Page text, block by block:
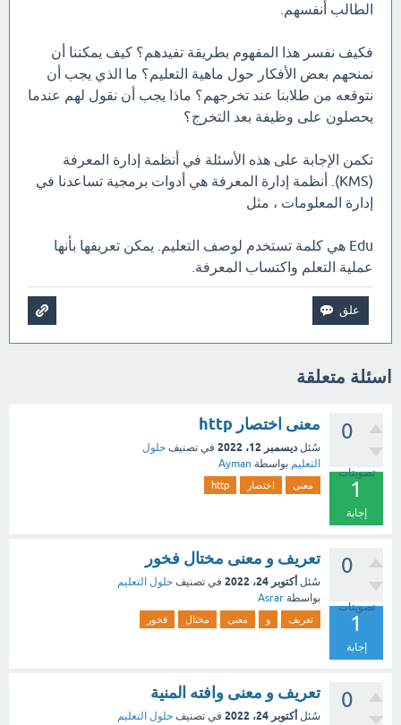
الطالب أنفسهم.
فكيف نفسر هذا المفهوم بطريقة تفيدهم؟ كيف يمكننا أن
نمنحهم بعض الأفكار حول ماهية التعليم؟ ما الذي يجب أن
نتوقعه من طلابنا عند تخرجهم؟ ماذا يجب أن نقول لهم عندما
يحصلون على وظيفة بعد التخرج؟
تكمن الإجابة على هذه الأسئلة في أنظمة إدارة المعرفة
(KMS). أنظمة إدارة المعرفة هي أدوات برمجية تساعدنا في
إدارة المعلومات ، مثل
Edu هي كلمة تستخدم لوصف التعليم. يمكن تعريفها بأنها
عملية التعلم واكتساب المعرفة.
اسئلة متعلقة
0
تصويتات
1
إجابة
معنى اختصار http
سُئل ديسمبر 12، 2022 في تصنيف حلول
التعليم بواسطة Ayman
معنى اختصار http
0
تصويتات
1
إجابة
تعريف و معنى مختال فخور
سُئل أكتوبر 24، 2022 في تصنيف حلول التعليم
بواسطة Asrar
تعريف و معنى مختال فخور
0 تعريف و معنى وافته المنية
سُئل أكتوبر 24، 2022 في تصنيف حلول التعليم